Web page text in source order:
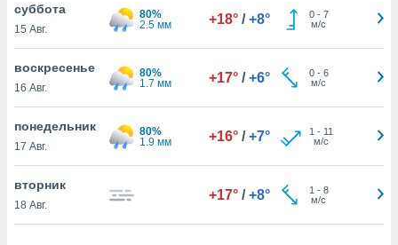
нашим
мы
что
суббота
15 Авг.
80%
2.5 мм
+18° / +8° 0- 7
м/с
воскресенье
16 Авг.
80%
1.7 мм
+17° / +6° 0- 6
м/с
понедельник
17 Авг.
80%
1.9 мм
+16° / +7° 1 - 11
м/с
вторник
18 Авг.
+17° / +8° 1 - 8
м/с